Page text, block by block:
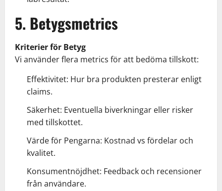
5. Betygsmetrics
Kriterier för Betyg
Vi använder flera metrics för att bedöma tillskott:
Effektivitet: Hur bra produkten presterar enligt
claims.
Säkerhet: Eventuella biverkningar eller risker
med tillskottet.
Värde för Pengarna: Kostnad vs fördelar och
kvalitet.
Konsumentnöjdhet: Feedback och recensioner
från användare.